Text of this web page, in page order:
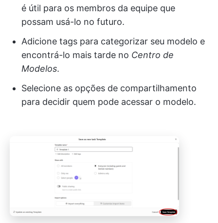
é útil para os membros da equipe que
possam usá-lo no futuro.
Adicione tags para categorizar seu modelo e
encontrá-lo mais tarde no Centro de
Modelos.
Selecione as opções de compartilhamento
para decidir quem pode acessar o modelo.